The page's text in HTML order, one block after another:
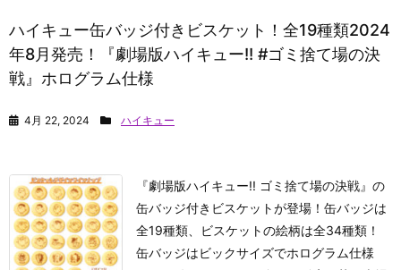
ハイキュー缶バッジ付きビスケット！全19種類2024
年8月発売！『劇場版ハイキュー!! #ゴミ捨て場の決
戦』ホログラム仕様
4月 22, 2024 ハイキュー
『劇場版ハイキュー!! ゴミ捨て場の決戦』の
缶バッジ付きビスケットが登場！缶バッジは
全19種類、ビスケットの絵柄は全34種類！
缶バッジはビックサイズでホログラム仕様